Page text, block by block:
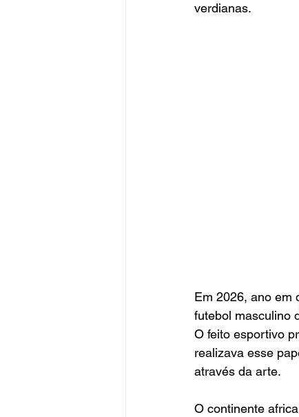
verdianas.
Em 2026, ano em
futebol masculino
O feito esportivo
realizava esse
através da arte.
O continente